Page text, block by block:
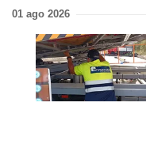
01 ago 2026